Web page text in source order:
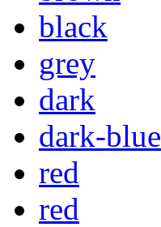
black
grey
dark
dark-blue
red
red